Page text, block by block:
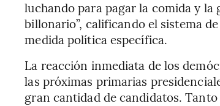
luchando para pagar la comida y
billonario”, calificando el sistema
medida política específica.
La reacción inmediata de los
las próximas primarias
gran cantidad de candidatos.